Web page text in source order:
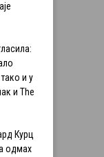
и у
и The
Курц
одмах